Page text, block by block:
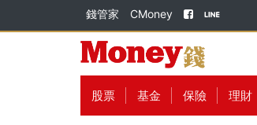
錢管家 CMoney
股票 基金 保險 理財